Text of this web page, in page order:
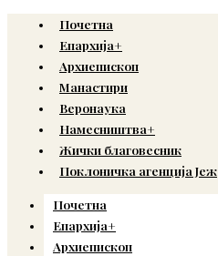
Почетна
Епархија+
Архиепископ
Манастири
Веронаука
Намесништва+
Жички благовесник
Поклоничка агенција Јеж
Почетна
Епархија+
Архиепископ